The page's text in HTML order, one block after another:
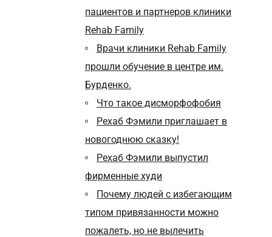
пациентов и партнеров клиники
Rehab Family
Врачи клиники Rehab Family
прошли обучение в центре им.
Бурденко.
Что такое дисморфофобия
Рехаб Фэмили приглашает в
новогоднюю сказку!
Рехаб Фэмили выпустил
фирменные худи
Почему людей с избегающим
типом привязанности можно
пожалеть, но не вылечить